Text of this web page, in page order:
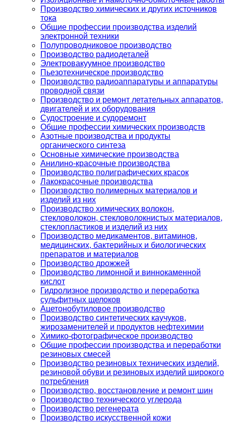
Производство химических и других источников
тока
Общие профессии производства изделий
электронной техники
Полупроводниковое производство
Производство радиодеталей
Электровакуумное производство
Пьезотехническое производство
Производство радиоаппаратуры и аппаратуры
проводной связи
Производство и ремонт летательных аппаратов,
двигателей и их оборудования
Судостроение и судоремонт
Общие профессии химических производств
Азотные производства и продукты
органического синтеза
Основные химические производства
Анилино-красочные производства
Производство полиграфических красок
Лакокрасочные производства
Производство полимерных материалов и
изделий из них
Производство химических волокон,
стекловолокон, стекловолокнистых материалов,
стеклопластиков и изделий из них
Производство медикаментов, витаминов,
медицинских, бактерийных и биологических
препаратов и материалов
Производство дрожжей
Производство лимонной и виннокаменной
кислот
Гидролизное производство и переработка
сульфитных щелоков
Ацетонобутиловое производство
Производство синтетических каучуков,
жирозаменителей и продуктов нефтехимии
Химико-фотографическое производство
Общие профессии производства и переработки
резиновых смесей
Производство резиновых технических изделий,
резиновой обуви и резиновых изделий широкого
потребления
Производство, восстановление и ремонт шин
Производство технического углерода
Производство регенерата
Производство искусственной кожи